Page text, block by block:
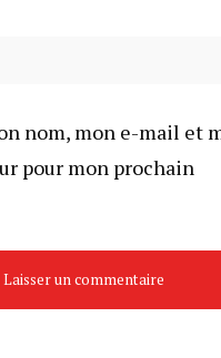
nom, mon e-mail et
pour mon prochain